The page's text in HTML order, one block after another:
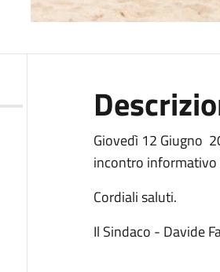
Giovedì 12 Giugno
incontro
Cordiali saluti.
Il Sindaco - Davide